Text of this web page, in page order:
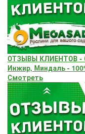
ОТЗЫВЫ КЛИЕНТОВ -
Инжир, Миндаль -
Смотреть